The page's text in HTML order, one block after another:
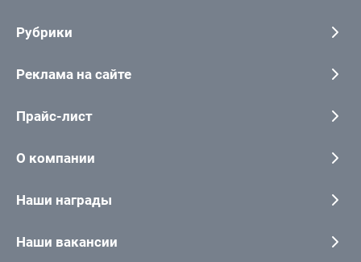
Рубрики
Реклама на сайте
Прайс-лист
О компании
Наши награды
Наши вакансии